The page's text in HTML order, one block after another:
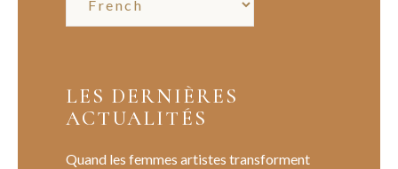
LES DERNIÈRES
ACTUALITÉS
Quand les femmes artistes transforment